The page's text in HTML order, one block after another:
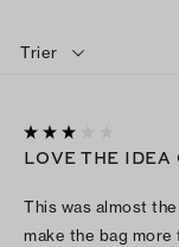
Trier
LOVE THE IDEA
This was almost
make the bag